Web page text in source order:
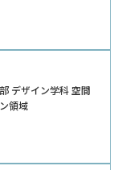
デザイン学科 空間
領域